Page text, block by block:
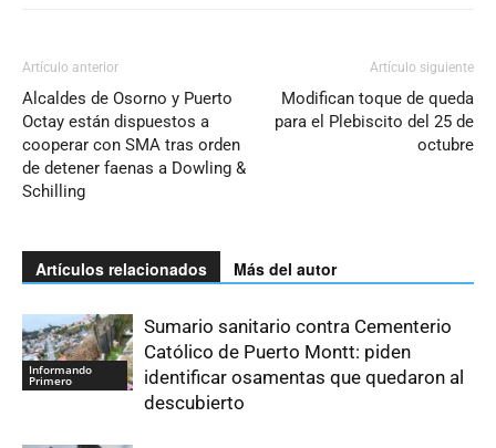
Artículo anterior
Alcaldes de Osorno y Puerto
Octay están dispuestos a
cooperar con SMA tras orden
de detener faenas a Dowling &
Schilling
Artículo siguiente
Modifican toque de queda
para el Plebiscito del 25 de
octubre
Artículos relacionados Más del autor
Informando
Primero
Sumario sanitario contra Cementerio
Católico de Puerto Montt: piden
identificar osamentas que quedaron al
descubierto